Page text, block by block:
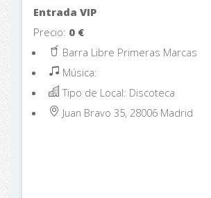
Entrada VIP
Precio: 0 €
Barra Libre Primeras Marcas
Música:
Tipo de Local: Discoteca
Juan Bravo 35, 28006 Madrid